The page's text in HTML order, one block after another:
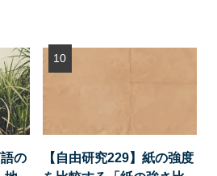
の
【自由研究229】紙の強度